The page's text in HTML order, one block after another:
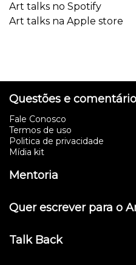
Art talks no Spotify
Art talks na Apple store
Questões e
Fale Conosco
Termos de uso
Politica de privacidade
Mídia kit
Mentoria
Quer escrever para o
Talk Back